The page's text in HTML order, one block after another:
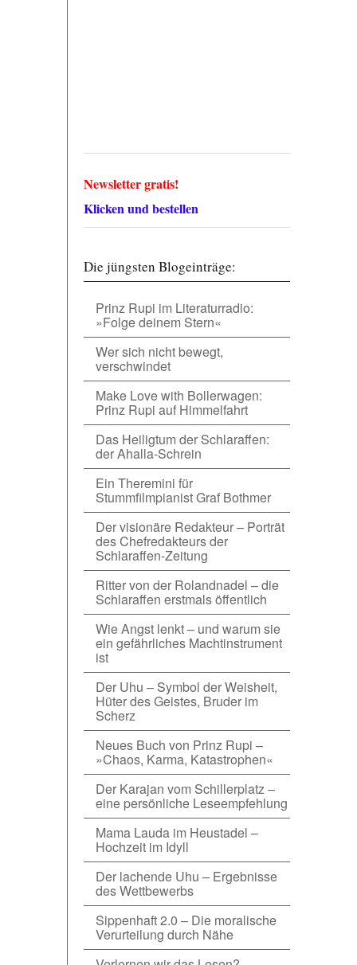
Newsletter gratis!
Klicken und bestellen
Die jüngsten Blogeinträge:
Prinz Rupi im Literaturradio:
»Folge deinem Stern«
Wer sich nicht bewegt,
verschwindet
Make Love with Bollerwagen:
Prinz Rupi auf Himmelfahrt
Das Heiligtum der Schlaraffen:
der Ahalla-Schrein
Ein Theremini für
Stummfilmpianist Graf Bothmer
Der visionäre Redakteur – Porträt
des Chefredakteurs der
Schlaraffen-Zeitung
Ritter von der Rolandnadel – die
Schlaraffen erstmals öffentlich
Wie Angst lenkt – und warum sie
ein gefährliches Machtinstrument
ist
Der Uhu – Symbol der Weisheit,
Hüter des Geistes, Bruder im
Scherz
Neues Buch von Prinz Rupi –
»Chaos, Karma, Katastrophen«
Der Karajan vom Schillerplatz –
eine persönliche Leseempfehlung
Mama Lauda im Heustadel –
Hochzeit im Idyll
Der lachende Uhu – Ergebnisse
des Wettbewerbs
Sippenhaft 2.0 – Die moralische
Verurteilung durch Nähe